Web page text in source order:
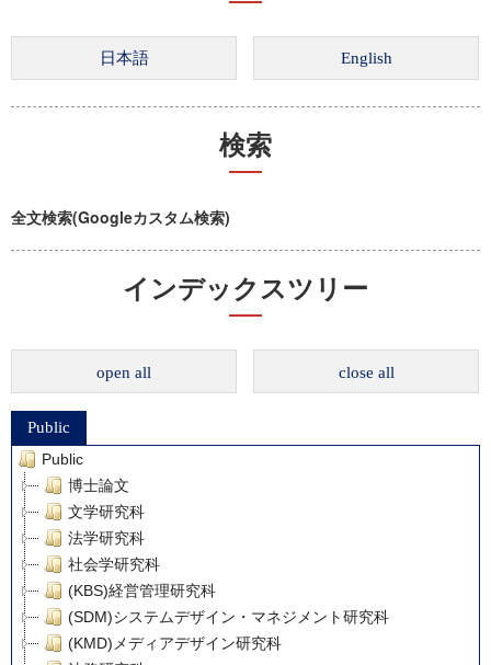
検索
全文検索(Googleカスタム検索)
インデックスツリー
open all close all
Public
Public
博士論文
文学研究科
法学研究科
社会学研究科
(KBS)経営管理研究科
(SDM)システムデザイン・マネジメント研究科
(KMD)メディアデザイン研究科